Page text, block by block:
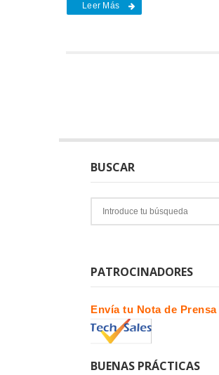
Leer Más
BUSCAR
PATROCINADORES
Envía tu Nota de Prensa
BUENAS PRÁCTICAS